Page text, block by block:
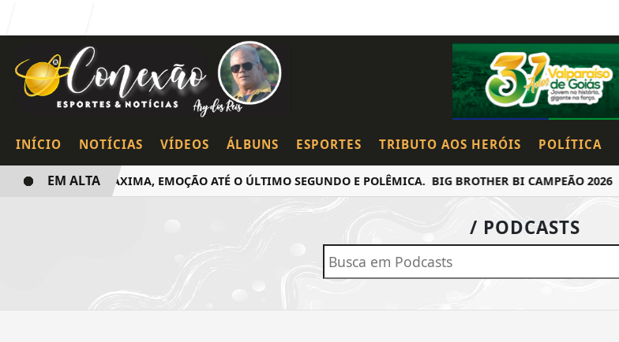
INÍCIO NOTÍCIAS VÍDEOS ÁLBUNS ESPORTES TRIBUTO AOS HERÓIS POLÍTICA
LOTAÇÃO MÁXIMA, EMOÇÃO ATÉ O ÚLTIMO SEGUNDO E POLÊMICA. BIG BROTHER BI CAMPEÃO 2026
EM ALTA
/ PODCASTS